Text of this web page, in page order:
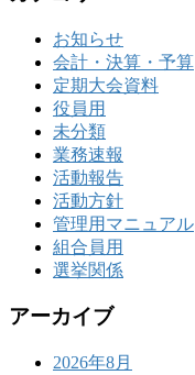
お知らせ
会計・決算・予算
定期大会資料
役員用
未分類
業務速報
活動報告
活動方針
管理用マニュアル
組合員用
選挙関係
アーカイブ
2026年8月